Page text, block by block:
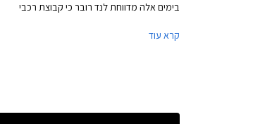
בימים אלה מדווחת לנד רובר כי קבוצת רכבי
כסטנדרט.
קרא עוד